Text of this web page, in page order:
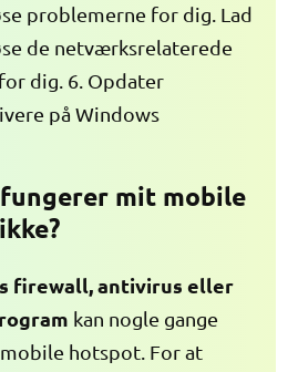
problemerne for dig. Lad
de netværksrelaterede
dig. 6. Opdater
på Windows
mit mobile
firewall, antivirus eller
kan nogle gange
hotspot. For at